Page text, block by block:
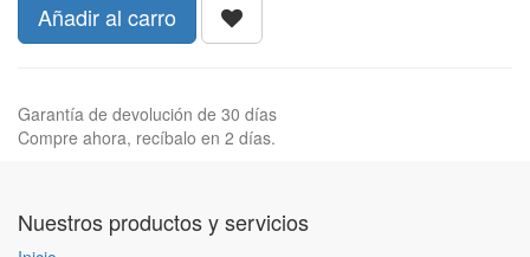
Añadir al carro
Garantía de devolución de 30 días
Compre ahora, recíbalo en 2 días.
Nuestros productos y servicios